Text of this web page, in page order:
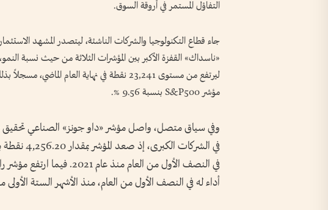
التفاؤل المستمر في أروقة السوق.
جاء قطاع التكنولوجيا والشركات الناشئة، ليتصدر المشهد
مؤشر S&P500 بنسبة 9.56 %.
وفي سياق متصل، واصل مؤشر «داو جونز» الصناعي
أداء له في النصف الأول من العام، منذ الأشهر الستة الأولى من